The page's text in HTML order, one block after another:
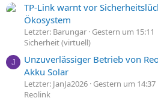
TP-Link warnt vor
Ökosystem
Letzter: Barungar Gestern um 15:11
Sicherheit (virtuell)
J
Unzuverlässiger Betrieb von
Akku Solar
Letzter: JanJa2026 Gestern um 14:37
Reolink